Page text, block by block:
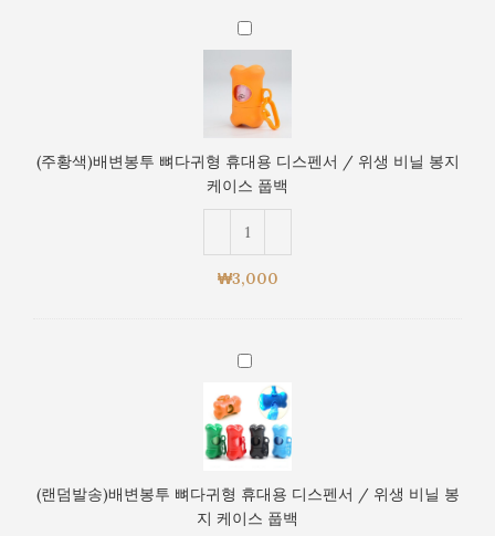
스
풉
백
디
펜
서
/
위
생
닐
봉
지
스
풉
백
(복
사)
(주
황
색)
배
변
투
뼈
형
휴
디
펜
서
/
위
생
(주황색)배변봉투 뼈다귀형 휴대용 디스펜서 / 위생 비닐 봉지
케이스 풉백
₩3,000
(랜
발
송)
배
봉
투
(랜덤발송)배변봉투 뼈다귀형 휴대용 디스펜서 / 위생 비닐 봉
지 케이스 풉백